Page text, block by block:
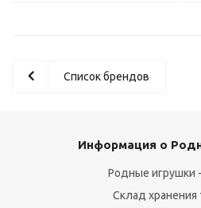
Список брендов
Информация о
Родные игрушки -
Склад хранения